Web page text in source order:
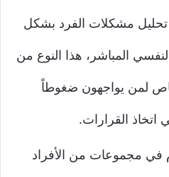
مشكلات الفرد بشكل
المباشر، هذا النوع من
لمن يواجهون ضغوطاً
القرارات.
في مجموعات من الأفراد